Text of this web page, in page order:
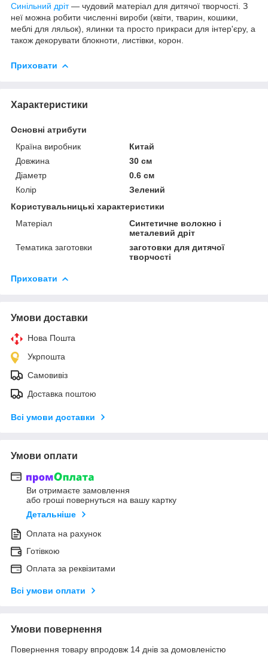
Синільний дріт— чудовий матеріал для дитячої творчості. З
неї можна робити численні вироби (квіти, тварин, кошики,
меблі для ляльок), ялинки та просто прикраси для інтер'єру, а
також декорувати блокноти, листівки, корон.
Приховати
Характеристики
Основні атрибути
Країна виробник
Китай
Довжина
30 см
Діаметр
0.6 см
Колір
Зелений
Користувальницькі характеристики
Матеріал
Синтетичне волокно і
металевий дріт
Тематика заготовки
заготовки для дитячої
творчості
Приховати
Умови доставки
Нова Пошта
Укрпошта
Самовивіз
Доставка поштою
Всі умови доставки
Умови оплати
Ви отримаєте замовлення
або гроші повернуться на вашу картку
Детальніше
Оплата на рахунок
Готівкою
Оплата за реквізитами
Всі умови оплати
Умови повернення
Повернення товару впродовж 14 днів за домовленістю